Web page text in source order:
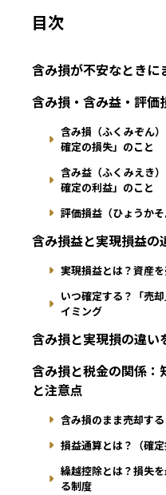
目次
含み損が不安なときに
含み損・含み益・評価
含み損（ふくみぞん
確定の損失」のこと
含み益（ふくみえき
確定の利益」のこと
評価損益（ひょうか
含み損益と実現損益の
実現損益とは？資産
いつ確定する？「売
イミング
含み損と実現損の違い
含み損と税金の関係：
と注意点
含み損のまま売却す
損益通算とは？（確定
繰越控除とは？損失
る制度